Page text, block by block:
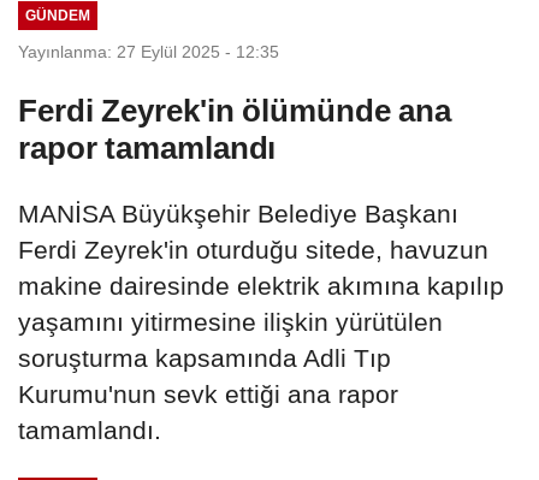
GÜNDEM
Yayınlanma: 27 Eylül 2025 - 12:35
Ferdi Zeyrek'in ölümünde ana
rapor tamamlandı
MANİSA Büyükşehir Belediye Başkanı
Ferdi Zeyrek'in oturduğu sitede, havuzun
makine dairesinde elektrik akımına kapılıp
yaşamını yitirmesine ilişkin yürütülen
soruşturma kapsamında Adli Tıp
Kurumu'nun sevk ettiği ana rapor
tamamlandı.